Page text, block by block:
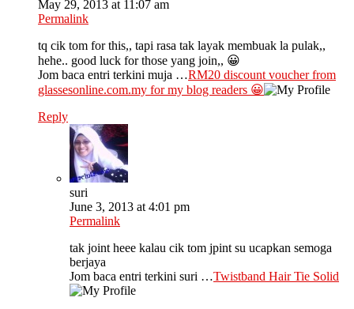
May 29, 2013 at 11:07 am
Permalink
tq cik tom for this,, tapi rasa tak layak membuak la pulak,,
hehe.. good luck for those yang join,, 😀
Jom baca entri terkini muja …RM20 discount voucher from
glassesonline.com.my for my blog readers 😀
Reply
suri
June 3, 2013 at 4:01 pm
Permalink
tak joint heee kalau cik tom jpint su ucapkan semoga
berjaya
Jom baca entri terkini suri …Twistband Hair Tie Solid